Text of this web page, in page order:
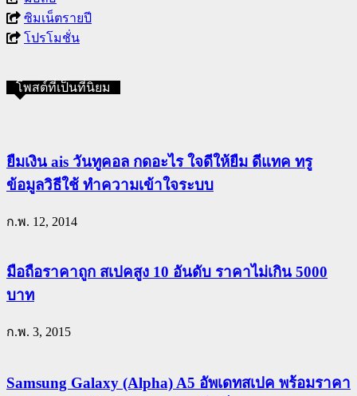
ซิมเน็ตรายปี
โปรโมชั่น
โพสต์ที่เป็นที่นิยม
ยืมเงิน ais วันทูคอล กดอะไร ใจดีให้ยืม ดีแทค ทรู
ข้อมูลวิธีใช้ ทำความเข้าใจระบบ
ก.พ. 12, 2014
มือถือราคาถูก สเปคสูง 10 อันดับ ราคาไม่เกิน 5000
บาท
ก.พ. 3, 2015
Samsung Galaxy (Alpha) A5 อัพเดทสเปค พร้อมราคา